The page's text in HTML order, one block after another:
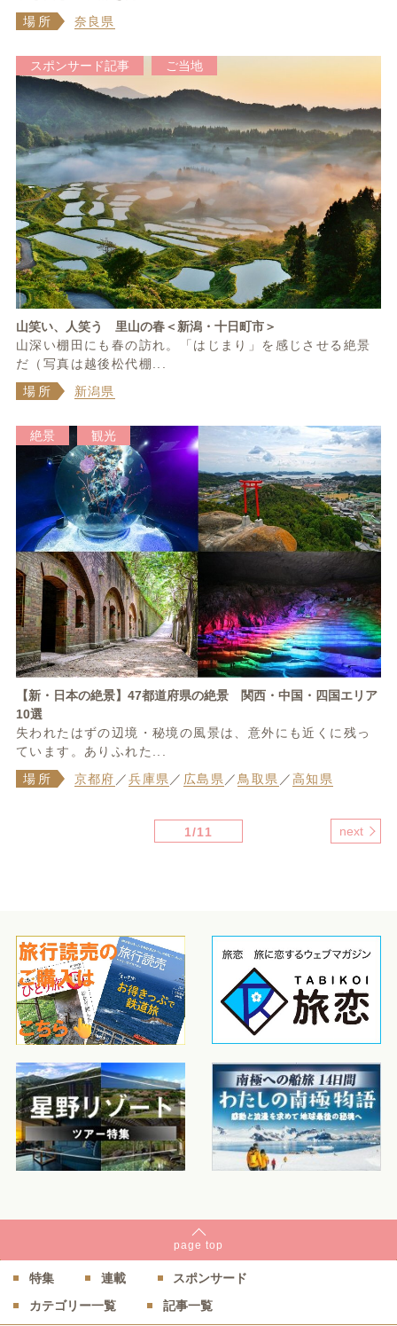
場所
奈良県
スポンサード記事 ご当地
山笑い、人笑う 里山の春＜新潟・十日町市＞
山深い棚田にも春の訪れ。「はじまり」を感じさせる絶景
だ（写真は越後松代棚...
場所
新潟県
絶景 観光
【新・日本の絶景】47都道府県の絶景 関西・中国・四国エリア
10選
失われたはずの辺境・秘境の風景は、意外にも近くに残っ
ています。ありふれた...
場所
京都府 ／兵庫県 ／ 広島県 ／ 鳥取県 ／高知県
1/11 next
page top
特集 連載
スポンサード
カテゴリー一覧
記事一覧